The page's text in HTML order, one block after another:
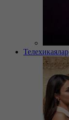
Телехикаялар